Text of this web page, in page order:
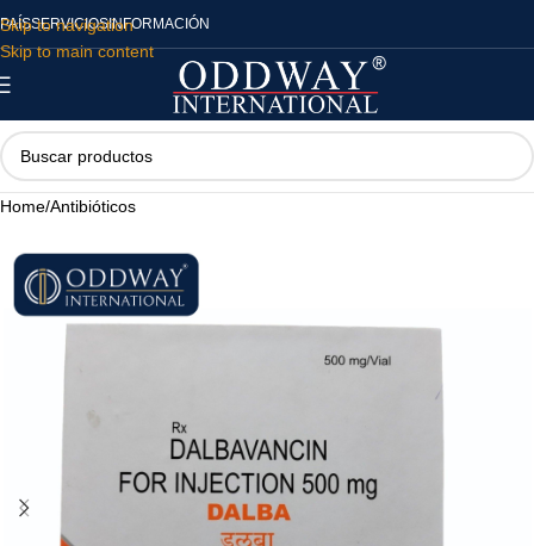
Skip to navigation
Skip to main content
PAÍSSERVICIOSINFORMACIÓN
Home/Antibióticos